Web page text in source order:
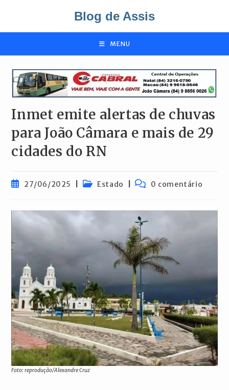
o
Blog de Assis
MENU
Inmet emite alertas de chuvas
para João Câmara e mais de 29
cidades do RN
Post27/06/2025
Categoria
Estado
Comentários
0 comentário
Foto: reprodução/Alexandre Cruz